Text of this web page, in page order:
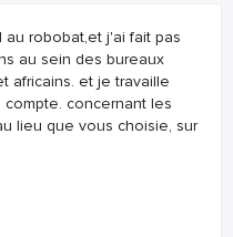
robobat,et j'ai fait pas
au sein des bureaux
africains. et je travaille
concernant les
lieu que vous choisie, sur